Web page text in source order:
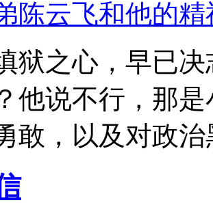
陈云飞和他的
狱之心，早已
他说不行，那
敢，以及对政